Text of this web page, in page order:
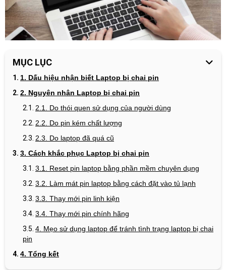
MỤC LỤC
1. Dấu hiệu nhận biết Laptop bị chai pin
2. Nguyên nhân Laptop bị chai pin
2.1. Do thói quen sử dụng của người dùng
2.2. Do pin kém chất lượng
2.3. Do laptop đã quá cũ
3. Cách khắc phục Laptop bị chai pin
3.1. Reset pin laptop bằng phần mềm chuyên dụng
3.2. Làm mát pin laptop bằng cách đặt vào tủ lạnh
3.3. Thay mới pin linh kiện
3.4. Thay mới pin chính hãng
4. Mẹo sử dụng laptop để tránh tình trạng laptop bị chai
pin
4. Tổng kết